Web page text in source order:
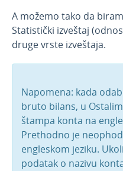
A možemo tako da
Statistički izveštaj
druge vrste izveštaja.
Napomena: kada
bruto bilans, u
štampa konta na
Prethodno je
engleskom jeziku.
podatak o nazivu